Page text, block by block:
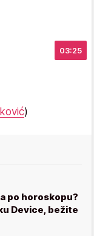
03:25
)
po horoskopu?
Device, bežite